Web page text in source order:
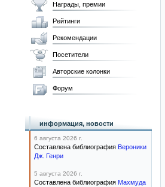
Награды, премии
Рейтинги
Рекомендации
Посетители
Авторские колонки
Форум
информация, новости
6 августа 2026 г.
Составлена библиография Вероники
Дж. Генри
5 августа 2026 г.
Составлена библиография Махмуда